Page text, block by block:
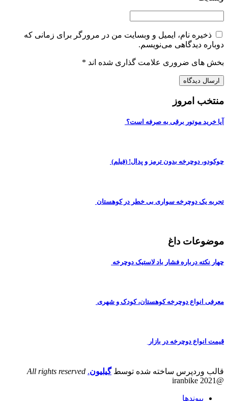
ذخیره نام، ایمیل و وبسایت من در مرورگر برای زمانی که
دوباره دیدگاهی می‌نویسم.
بخش های ضروری علامت گذاری شده اند *
منتخب امروز
آیا خرید موتور برقی به صرفه است؟
چوکودو، دوچرخه بدون ترمز و پدال! (فیلم)
تجربه یک دوچرخه سواری بی خطر در کوهستان
موضوعات داغ
چهار نکته درباره فشار باد لاستیک دوچرخه
معرفی انواع دوچرخه کوهستان، کودک و شهری
قیمت انواع دوچرخه در بازار
قالب وردپرس ساخته شده توسطگیلیون.
All rights reserved
@iranbike 2021
پیوندها